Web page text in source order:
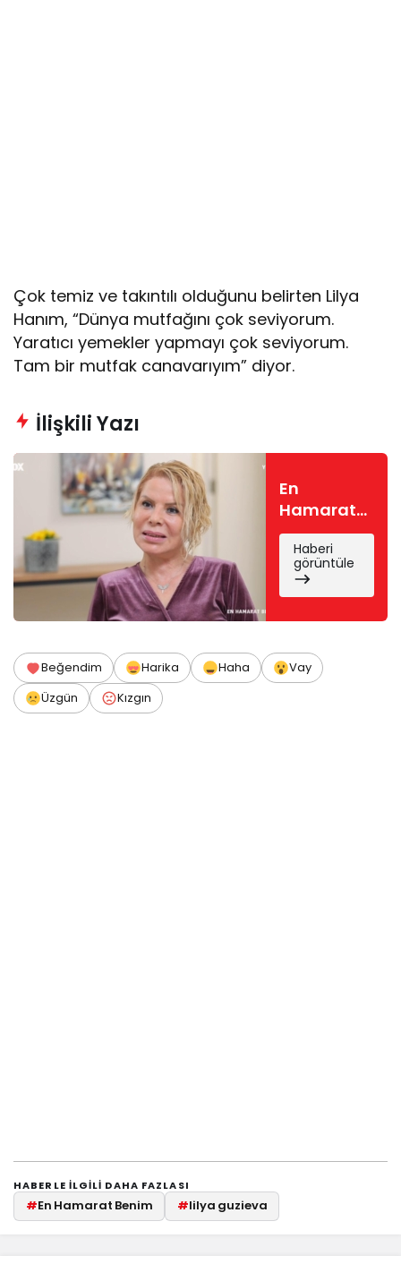
Çok temiz ve takıntılı olduğunu belirten Lilya
Hanım, “Dünya mutfağını çok seviyorum.
Yaratıcı yemekler yapmayı çok seviyorum.
Tam bir mutfak canavarıyım” diyor.
İlişkili Yazı
En
Hamarat
Benim
Emine
kimdir?
Emine
Sürsavur
yaşında,
nereli?
Haberi
görüntüle
Beğendim Harika Haha
Vay
Üzgün
Kızgın
HABERLE ILGILI DAHA FAZLASI
#En Hamarat Benim #lilya guzieva